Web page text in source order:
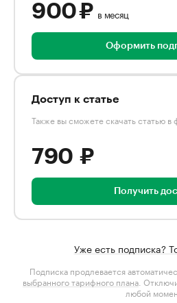
900 ₽ в месяц
Оформить
Доступ к статье
Также вы сможете скачать статью в
790 ₽
Получить
Уже есть подписка?
Подписка продлевается
выбранного тарифного плана .
любой